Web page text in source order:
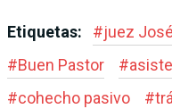
Etiquetas: #juez
#Buen Pastor #
#cohecho pasivo #